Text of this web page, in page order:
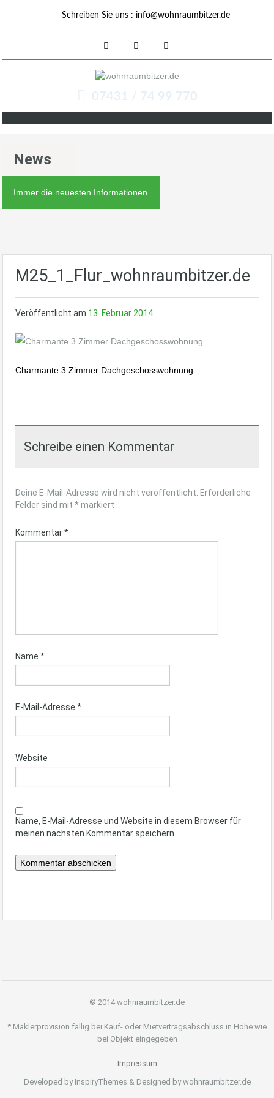
Schreiben Sie uns : info@wohnraumbitzer.de
07431 / 74 99 770
News
Immer die neuesten Informationen
M25_1_Flur_wohnraumbitzer.de
Veröffentlicht am 13. Februar 2014
Charmante 3 Zimmer Dachgeschosswohnung
Schreibe einen Kommentar
Deine E-Mail-Adresse wird nicht veröffentlicht. Erforderliche
Felder sind mit *markiert
Kommentar*
Name *
E-Mail-Adresse *
Website
Name, E-Mail-Adresse und Website in diesem Browser für
meinen nächsten Kommentar speichern.
© 2014 wohnraumbitzer.de
* Maklerprovision fällig bei Kauf- oder Mietvertragsabschluss in Höhe wie
bei Objekt eingegeben
Impressum
Developed by InspiryThemes & Designed by wohnraumbitzer.de